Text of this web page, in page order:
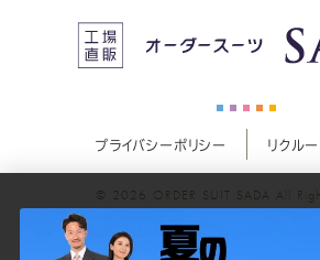
ス
ツ
SADA
ス
ー
ツ
ス
ー
ツ
プライバシーポリシー リクルー
© 2026 ORDER SUIT SADA All